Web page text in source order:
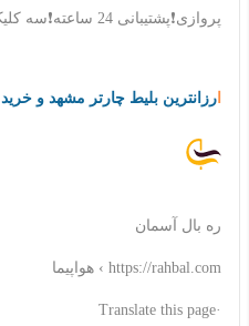
پروازی❗️پشتیبانی 24 ساعته❗️سه کلیک تا
رزانترین بلیط چارتر مشهد و خرید 100% مطمئن
ره بال آسمان
https://rahbal.com › هواپیما
·Translate this page